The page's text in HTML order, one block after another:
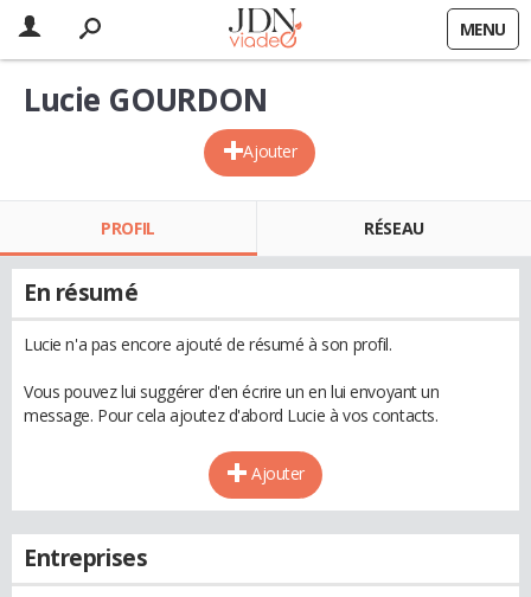
MENU
Ajouter
Lucie GOURDON
PROFIL RÉSEAU
En résumé
Lucie n'a pas encore ajouté de résumé à son profil.
Vous pouvez lui suggérer d'en écrire un en lui envoyant un
message. Pour cela ajoutez d'abord Lucie à vos contacts.
Ajouter
Entreprises